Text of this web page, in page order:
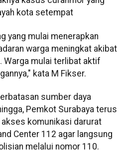
kota setempat
yang mulai menerapkan
warga meningkat akibat
Warga mulai terlibat aktif
kata M Fikser.
sumber daya
Pemkot Surabaya terus
komunikasi darurat
Center 112 agar langsung
melalui nomor 110.